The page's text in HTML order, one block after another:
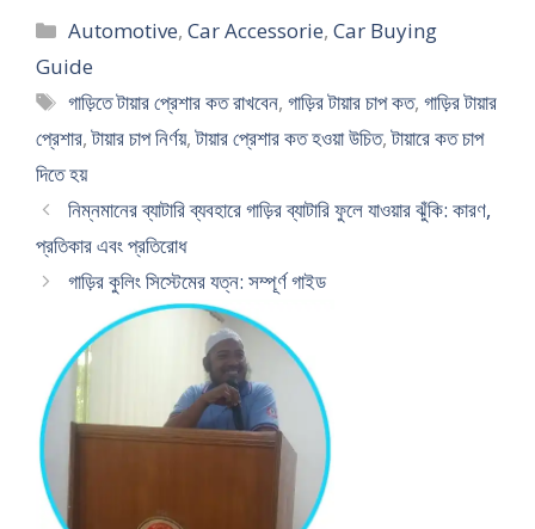
Categories
Automotive,Car Accessorie,Car Buying
Guide
Tags
গাড়িতে টায়ার প্রেশার কত রাখবেন,গাড়ির টায়ার চাপ কত,গাড়ির টায়ার
প্রেশার,টায়ার চাপ নির্ণয়,টায়ার প্রেশার কত হওয়া উচিত,টায়ারে কত চাপ
দিতে হয়
নিম্নমানের ব্যাটারি ব্যবহারে গাড়ির ব্যাটারি ফুলে যাওয়ার ঝুঁকি: কারণ,
প্রতিকার এবং প্রতিরোধ
গাড়ির কুলিং সিস্টেমের যত্ন: সম্পূর্ণ গাইড